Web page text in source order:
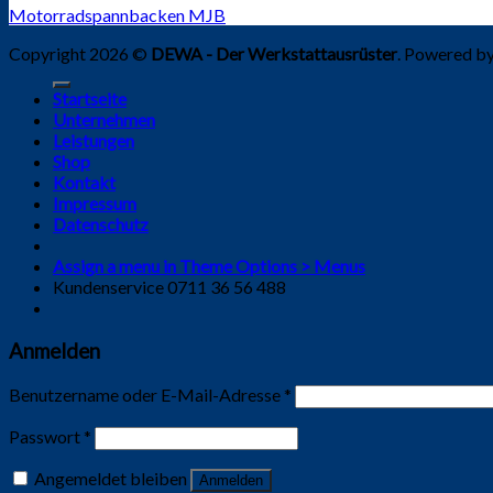
Motorradspannbacken MJB
Copyright 2026 © DEWA - Der Werkstattausrüster. Powered
Startseite
Unternehmen
Leistungen
Shop
Kontakt
Impressum
Datenschutz
Assign a menu in Theme Options > Menus
Kundenservice 0711 36 56 488
Anmelden
Benutzername oder E-Mail-Adresse *
Passwort *
Angemeldet bleiben
Anmelden